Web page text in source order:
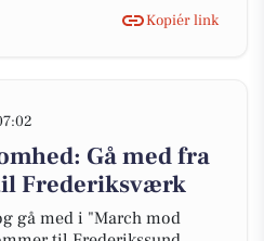
Kopiér link
Gå med fra
Frederiksværk
gå med i "March mod